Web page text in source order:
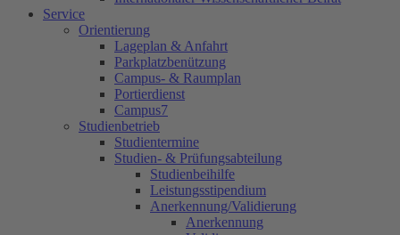
Service
Orientierung
Lageplan & Anfahrt
Parkplatzbenützung
Campus- & Raumplan
Portierdienst
Campus7
Studienbetrieb
Studientermine
Studien- & Prüfungsabteilung
Studienbeihilfe
Leistungsstipendium
Anerkennung/Validierung
Anerkennung